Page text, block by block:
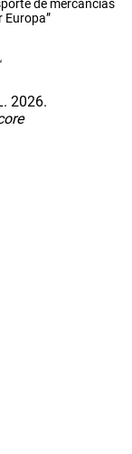
de mercancías
Europa”
2026.